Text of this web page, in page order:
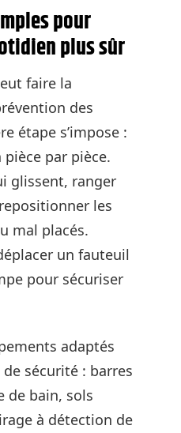
pour
plus sûr
faire la
des
étape s’impose :
par pièce.
glissent, ranger
les
mal placés.
un fauteuil
pour sécuriser
adaptés
sécurité : barres
de bain, sols
à détection de